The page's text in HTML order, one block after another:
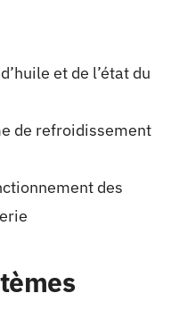
et de l’état du
de refroidissement
des